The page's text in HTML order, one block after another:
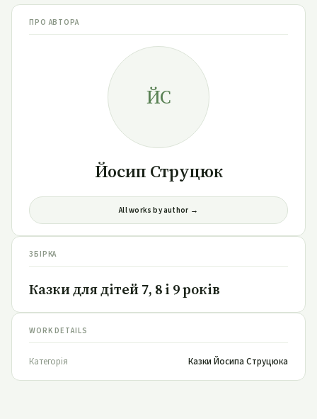
ПРО АВТОРА
ЙС
Йосип Струцюк
All works by author →
ЗБІРКА
Казки для дітей 7, 8 і 9 років
WORK DETAILS
Категорія Казки Йосипа Струцюка